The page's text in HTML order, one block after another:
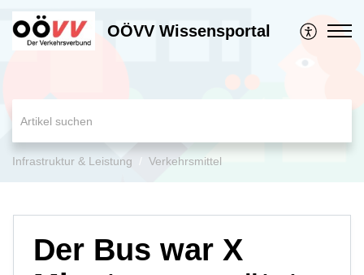
OÖVV Wissensportal
Infrastruktur & Leistung Verkehrsmittel
Der Bus war X